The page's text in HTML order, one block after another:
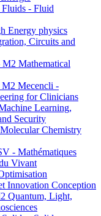
- Fluid
Energy physics
Circuits and
Mathematical
Mecencli -
for Clinicians
Learning,
Security
Chemistry
- Mathématiques
Vivant
Innovation Conception
Quantum, Light,